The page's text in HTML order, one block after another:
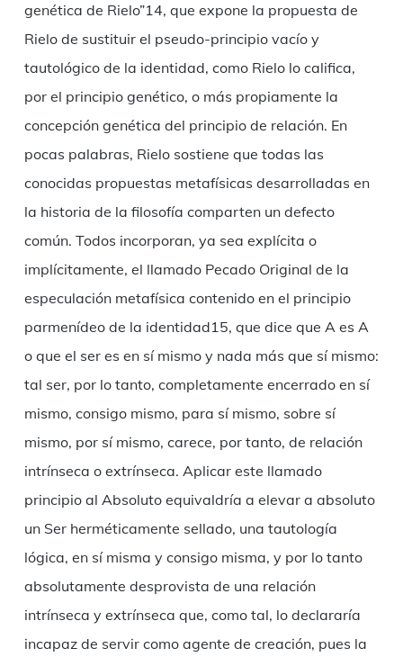
genética de Rielo”14, que expone la propuesta de
Rielo de sustituir el pseudo-principio vacío y
tautológico de la identidad, como Rielo lo califica,
por el principio genético, o más propiamente la
concepción genética del principio de relación. En
pocas palabras, Rielo sostiene que todas las
conocidas propuestas metafísicas desarrolladas en
la historia de la filosofía comparten un defecto
común. Todos incorporan, ya sea explícita o
implícitamente, el llamado Pecado Original de la
especulación metafísica contenido en el principio
parmenídeo de la identidad15, que dice que A es A
o que el ser es en sí mismo y nada más que sí mismo:
tal ser, por lo tanto, completamente encerrado en sí
mismo, consigo mismo, para sí mismo, sobre sí
mismo, por sí mismo, carece, por tanto, de relación
intrínseca o extrínseca. Aplicar este llamado
principio al Absoluto equivaldría a elevar a absoluto
un Ser herméticamente sellado, una tautología
lógica, en sí misma y consigo misma, y por lo tanto
absolutamente desprovista de una relación
intrínseca y extrínseca que, como tal, lo declararía
incapaz de servir como agente de creación, pues la